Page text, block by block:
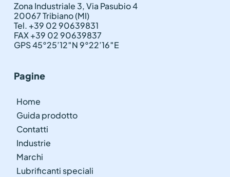
Zona Industriale 3, Via Pasubio 4
20067 Tribiano (MI)
Tel. +39 02 90639831
FAX +39 02 90639837
GPS 45°25’12″N 9°22’16″E
Pagine
Home
Guida prodotto
Contatti
Industrie
Marchi
Lubrificanti speciali